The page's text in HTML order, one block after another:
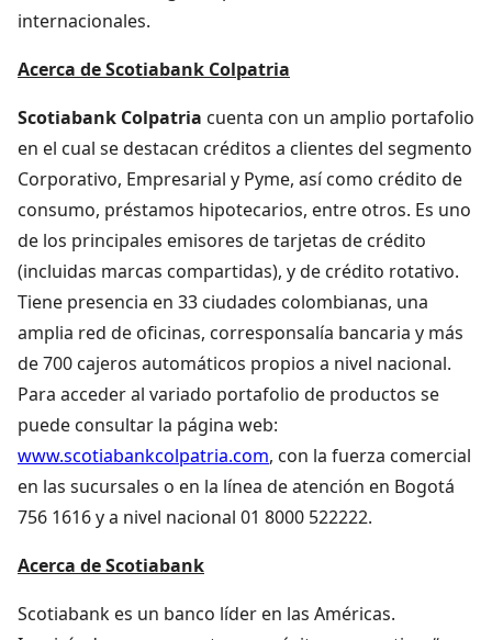
internacionales.
Acerca de Scotiabank Colpatria
Scotiabank Colpatria cuenta con un amplio portafolio
en el cual se destacan créditos a clientes del segmento
Corporativo, Empresarial y Pyme, así como crédito de
consumo, préstamos hipotecarios, entre otros. Es uno
de los principales emisores de tarjetas de crédito
(incluidas marcas compartidas), y de crédito rotativo.
Tiene presencia en 33 ciudades colombianas, una
amplia red de oficinas, corresponsalía bancaria y más
de 700 cajeros automáticos propios a nivel nacional.
Para acceder al variado portafolio de productos se
puede consultar la página web:
www.scotiabankcolpatria.com, con la fuerza comercial
en las sucursales o en la línea de atención en Bogotá
756 1616 y a nivel nacional 01 8000 522222.
Acerca de Scotiabank
Scotiabank es un banco líder en las Américas.